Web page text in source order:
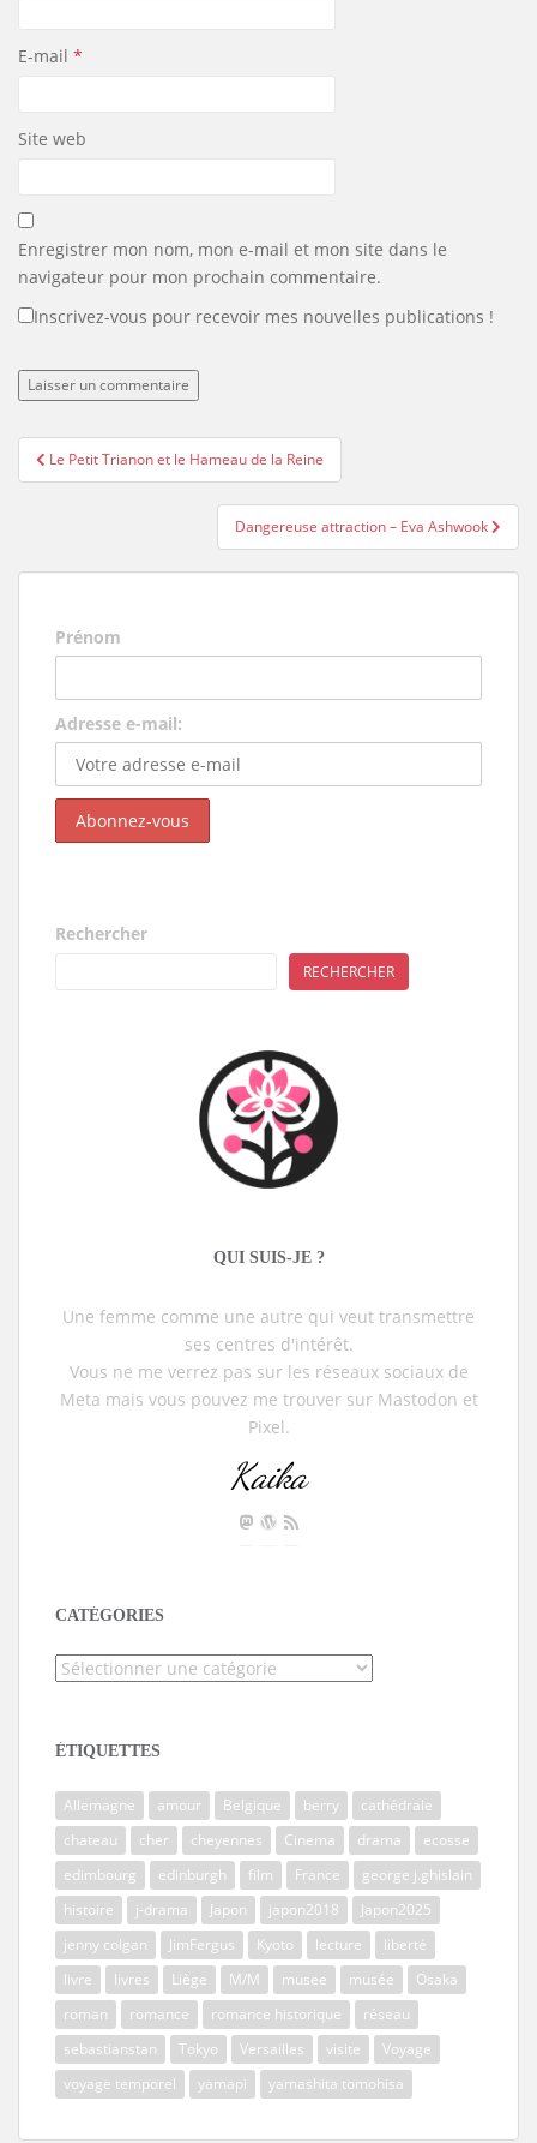
E-mail *
Site web
Enregistrer mon nom, mon e-mail et mon site dans le
navigateur pour mon prochain commentaire.
Inscrivez-vous pour recevoir mes nouvelles publications !
Navigation
de
Le Petit Trianon et le Hameau de la Reine
Dangereuse attraction – Eva Ashwook
Prénom
Adresse e-mail:
Rechercher
RECHERCHER
QUI SUIS-JE ?
Une femme comme une autre qui veut transmettre
ses centres d'intérêt.
Vous ne me verrez pas sur les réseaux sociaux de
Meta mais vous pouvez me trouver sur Mastodon et
Pixel.
Kaika
CATÉGORIES
Catégories
ÉTIQUETTES
Allemagne amour Belgique berry
cathédrale
chateau
cher cheyennes Cinema drama
ecosse
edimbourg
edinburgh film France
george j.ghislain
histoire
j-drama Japon japon2018
Japon2025
jenny colgan
JimFergus Kyoto lecture
liberté
livre
livres Liège M/M musee musée
Osaka
roman
romance romance historique
réseau
sebastianstan
Tokyo Versailles visite
Voyage
voyage temporel
yamapi yamashita tomohisa